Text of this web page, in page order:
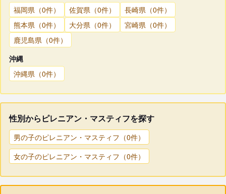
福岡県（0件）
佐賀県（0件）
長崎県（0件）
熊本県（0件）
大分県（0件）
宮崎県（0件）
鹿児島県（0件）
沖縄
沖縄県（0件）
性別からピレニアン・マスティフを探す
男の子のピレニアン・マスティフ（0件）
女の子のピレニアン・マスティフ（0件）